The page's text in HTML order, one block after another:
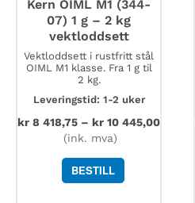
Kern OIML M1 (344-
07) 1 g – 2 kg
vektloddsett
Vektloddsett i rustfritt stål
OIML M1 klasse. Fra 1 g til
2 kg.
Leveringstid: 1-2 uker
kr 8 418,75 – kr 10 445,00
(ink. mva)
BESTILL